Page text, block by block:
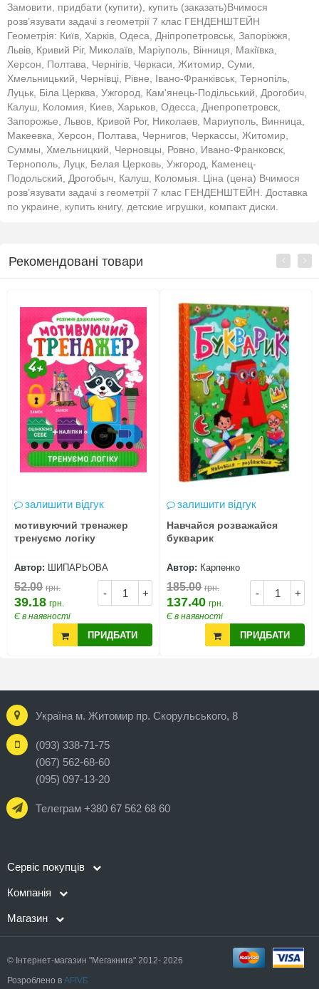
Замовити, придбати (купити), купить (заказать)Вчимося
розв’язувати задачі з геометрії 7 клас ГЕНДЕНШТЕЙН
Геометрія: Київ, Харків, Одеса, Дніпропетровськ, Запоріжжя,
Львів, Кривий Ріг, Миколаїв, Маріуполь, Вінниця, Макіївка,
Херсон, Полтава, Чернігів, Черкаси, Житомир, Суми,
Хмельницький, Чернівці, Рівне, Івано-Франківськ, Тернопіль,
Луцьк, Біла Церква, Ужгород, Кам'янець-Подільський, Дрогобич,
Калуш, Коломия, Киев, Харьков, Одесса, Днепропетровск,
Запорожье, Львов, Кривой Рог, Николаев, Мариуполь, Винница,
Макеевка, Херсон, Полтава, Чернигов, Черкассы, Житомир,
Суммы, Хмельницкий, Черновцы, Ровно, Ивано-Франковск,
Тернополь, Луцк, Белая Церковь, Ужгород, Каменец-
Подольский, Дрогобыч, Калуш, Коломыя. Ціна (цена) Вчимося
розв’язувати задачі з геометрії 7 клас ГЕНДЕНШТЕЙН. Доставка
по украине, купить книгу, детские игрушки, компакт диски.
Рекомендовані товари
залишити відгук
мотивуючий тренажер
тренуємо логіку
Автор: ШИПАРЬОВА
- +
52.00 грн.
39.18 грн.
Є в наявності
ПРИДБАТИ
залишити відгук
Навчайся розважайся
букварик
Автор: Карпенко
- +
185.00 грн.
137.40 грн.
Є в наявності
ПРИДБАТИ
Україна м. Житомир пр. Скорульського, 8
(093) 338-71-75
(067) 562-68-60
(095) 097-13-20
Телеграм +380 67 562 68 60
Сервіс покупців
Компанія
Магазин
© Інтернет-магазин "Мегакнига" 2012- 2026
Розроблено в AFIVE